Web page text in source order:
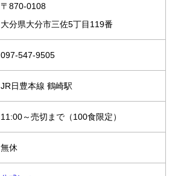
〒870-0108
大分県大分市三佐5丁目119番
097-547-9505
JR日豊本線 鶴崎駅
11:00～売切まで（100食限定）
無休